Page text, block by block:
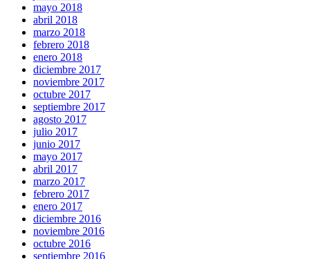
mayo 2018
abril 2018
marzo 2018
febrero 2018
enero 2018
diciembre 2017
noviembre 2017
octubre 2017
septiembre 2017
agosto 2017
julio 2017
junio 2017
mayo 2017
abril 2017
marzo 2017
febrero 2017
enero 2017
diciembre 2016
noviembre 2016
octubre 2016
septiembre 2016